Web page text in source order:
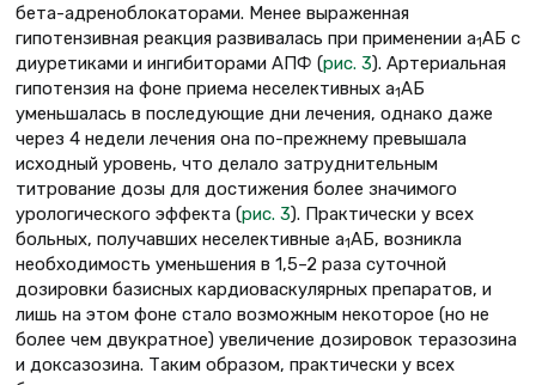
бета-адреноблокаторами. Менее выраженная
гипотензивная реакция развивалась при применении a1АБ с
диуретиками и ингибиторами АПФ (рис. 3). Артериальная
гипотензия на фоне приема неселективных a1АБ
уменьшалась в последующие дни лечения, однако даже
через 4 недели лечения она по-прежнему превышала
исходный уровень, что делало затруднительным
титрование дозы для достижения более значимого
урологического эффекта (рис. 3). Практически у всех
больных, получавших неселективные a1АБ, возникла
необходимость уменьшения в 1,5–2 раза суточной
дозировки базисных кардиоваскулярных препаратов, и
лишь на этом фоне стало возможным некоторое (но не
более чем двукратное) увеличение дозировок теразозина
и доксазозина. Таким образом, практически у всех